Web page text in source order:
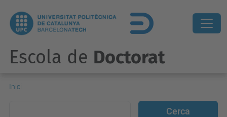
Escola de Doctorat
Inici